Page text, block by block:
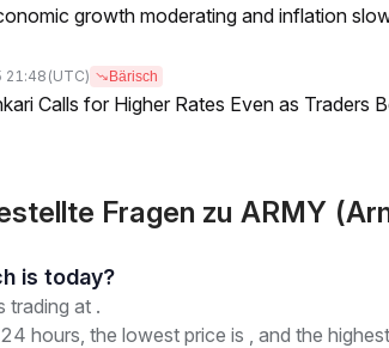
growth moderating and inflation
(UTC) Bärisch
Calls for Higher Rates Even as Traders
Fragen zu ARMY
1. How much is today?
trading at .
hours, the lowest price is , and the